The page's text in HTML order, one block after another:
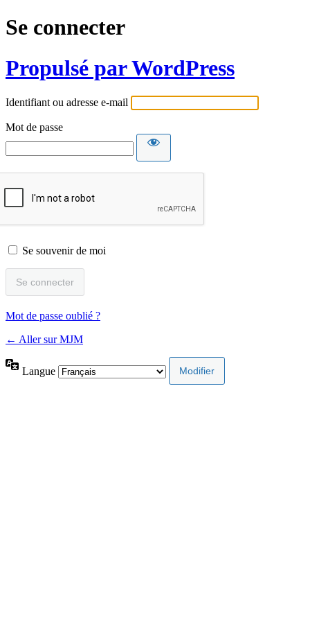
Se connecter
Propulsé par WordPress
Identifiant ou adresse e-mail
Mot de passe
Se souvenir de moi
Mot de passe oublié ?
← Aller sur MJM
Langue